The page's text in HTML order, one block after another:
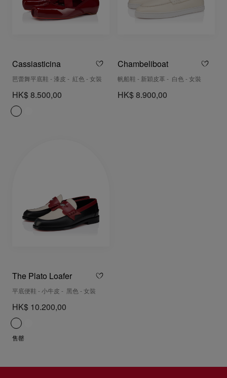
Cassiasticina
芭蕾舞平底鞋 - 漆皮 - 紅色 - 女裝
HK$ 8.500,00
Chambeliboat
帆船鞋 - 新穎皮革 - 白色 - 女裝
HK$ 8.900,00
The Plato Loafer
平底便鞋 - 小牛皮 - 黑色 - 女裝
HK$ 10.200,00
售罄